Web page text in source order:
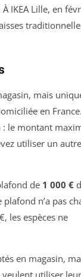
IKEA Lille, en
mais
en
: le montant
utiliser un autre
de 1 000 €
n’a pas
les espèces ne
en magasin,